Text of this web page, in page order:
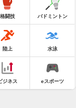
格闘技 バドミントン
陸上 水泳
ジネス eスポーツ